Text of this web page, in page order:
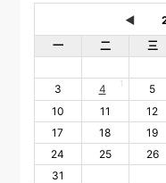
◄
一
二 三
3
4 1 5
10
11 12
17
18 19
24
25 26
31